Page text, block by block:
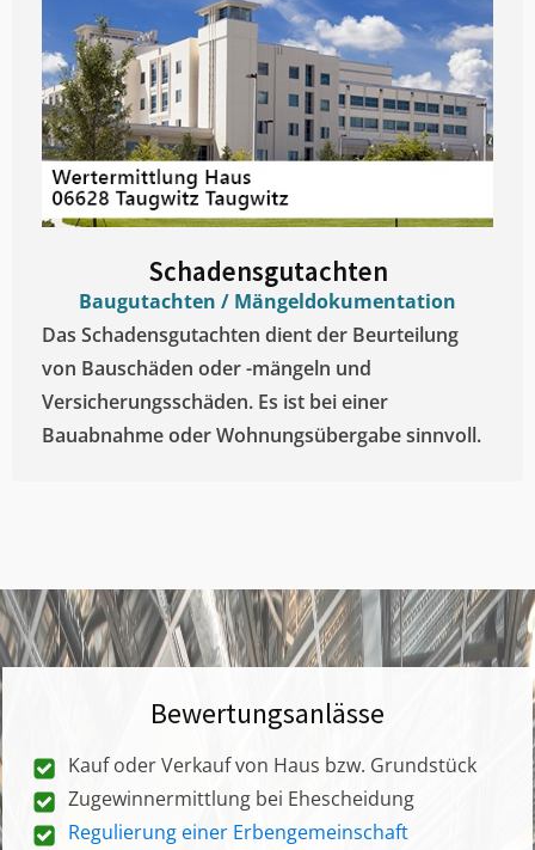
Schadensgutachten
Baugutachten / Mängeldokumentation
Das Schadensgutachten dient der Beurteilung
von Bauschäden oder -mängeln und
Versicherungsschäden. Es ist bei einer
Bauabnahme oder Wohnungsübergabe sinnvoll.
Bewertungsanlässe
Kauf oder Verkauf von Haus bzw. Grundstück
Zugewinnermittlung bei Ehescheidung
Regulierung einer Erbengemeinschaft